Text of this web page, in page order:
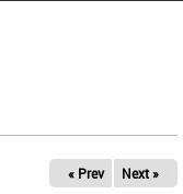
« Prev Next »